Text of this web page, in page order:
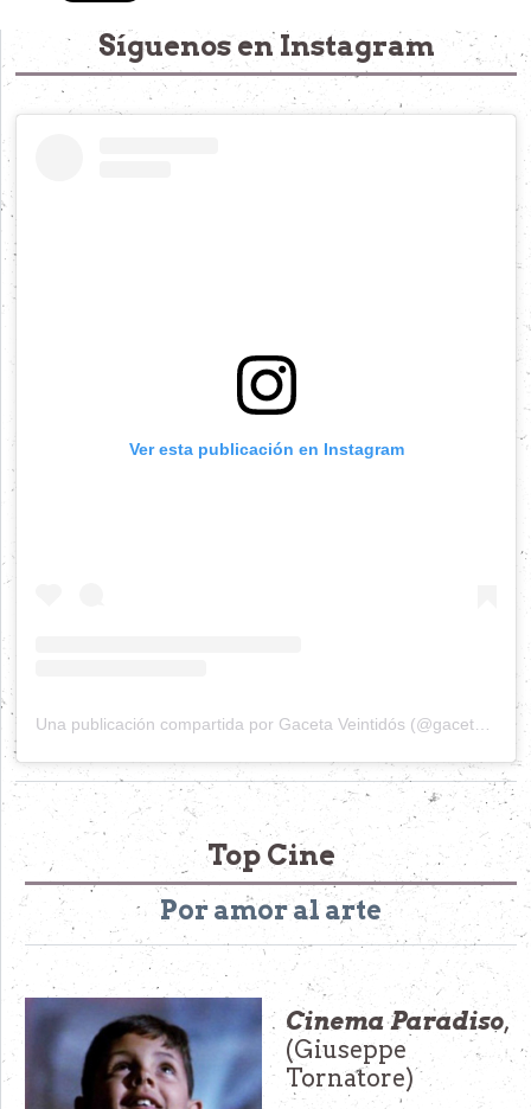
Síguenos en Instagram
Ver esta publicación en Instagram
Top Cine
Por amor al arte
Cinema Paradiso,
(Giuseppe
Tornatore)